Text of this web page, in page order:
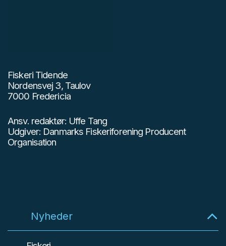
Fiskeri Tidende
Nordensvej 3, Taulov
7000 Fredericia
Ansv. redaktør: Uffe Tang
Udgiver: Danmarks Fiskeriforening Producent
Organisation
Nyheder